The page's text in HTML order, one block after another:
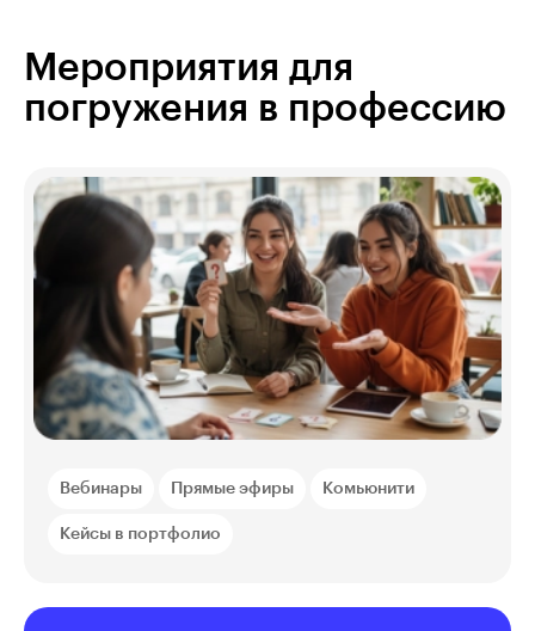
Мероприятия для
погружения в профессию
Вебинары Прямые эфиры Комьюнити
Кейсы в портфолио